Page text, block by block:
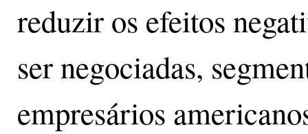
reduzir os efeitos
ser negociadas,
empresários